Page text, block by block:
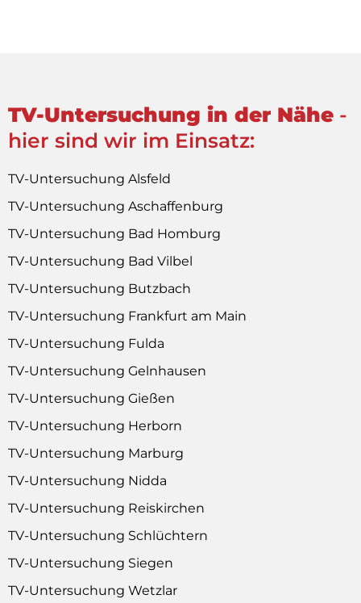
TV-Untersuchung in der Nähe -
hier sind wir im Einsatz:
TV-Untersuchung Alsfeld
TV-Untersuchung Aschaffenburg
TV-Untersuchung Bad Homburg
TV-Untersuchung Bad Vilbel
TV-Untersuchung Butzbach
TV-Untersuchung Frankfurt am Main
TV-Untersuchung Fulda
TV-Untersuchung Gelnhausen
TV-Untersuchung Gießen
TV-Untersuchung Herborn
TV-Untersuchung Marburg
TV-Untersuchung Nidda
TV-Untersuchung Reiskirchen
TV-Untersuchung Schlüchtern
TV-Untersuchung Siegen
TV-Untersuchung Wetzlar